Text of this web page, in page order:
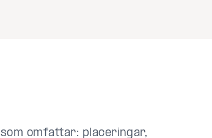
omfattar: placeringar,